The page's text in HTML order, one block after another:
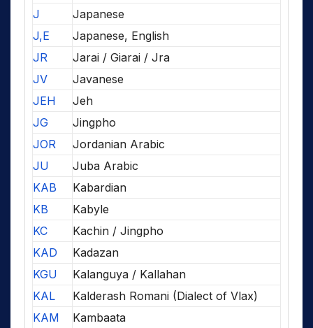
J
Japanese
J,E
Japanese, English
JR
Jarai / Giarai / Jra
JV
Javanese
JEH
Jeh
JG
Jingpho
JOR
Jordanian Arabic
JU
Juba Arabic
KAB
Kabardian
KB
Kabyle
KC
Kachin / Jingpho
KAD
Kadazan
KGU
Kalanguya / Kallahan
KAL
Kalderash Romani (Dialect of Vlax)
KAM
Kambaata